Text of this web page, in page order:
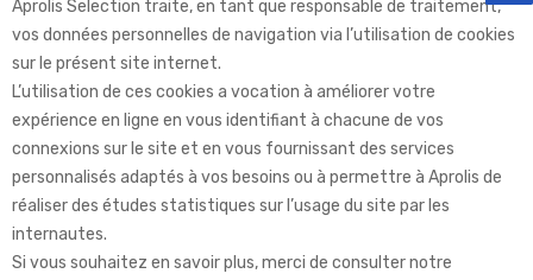
Aprolis Selection
Aprolis Selection traite, en tant que responsable de traitement,
vos données personnelles de navigation via l’utilisation de cookies
sur le présent site internet.
L’utilisation de ces cookies a vocation à améliorer votre
expérience en ligne en vous identifiant à chacune de vos
connexions sur le site et en vous fournissant des services
personnalisés adaptés à vos besoins ou à permettre à Aprolis de
réaliser des études statistiques sur l’usage du site par les
internautes.
Si vous souhaitez en savoir plus, merci de consulter notre